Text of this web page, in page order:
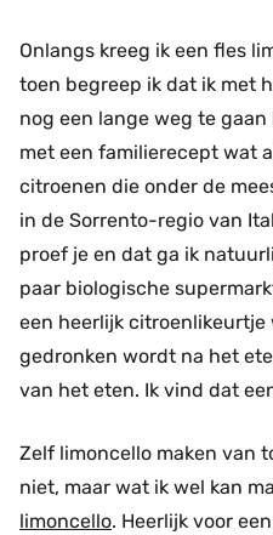
Onlangs kreeg ik een fles
toen begreep ik dat ik met
nog een lange weg te
met een familierecept wat
citroenen die onder de
in de Sorrento-regio van
proef je en dat ga ik
paar biologische
een heerlijk citroenlikeurtje
gedronken wordt na het
van het eten. Ik vind dat
Zelf limoncello maken van
niet, maar wat ik wel kan
limoncello. Heerlijk voor